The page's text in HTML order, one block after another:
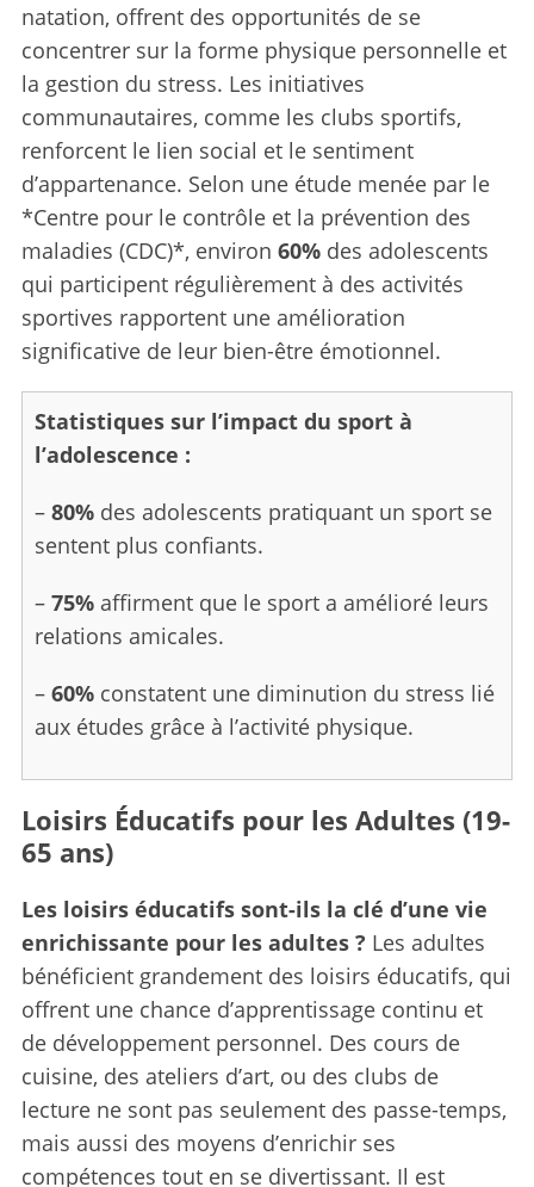
natation, offrent des opportunités de se
concentrer sur la forme physique personnelle et
la gestion du stress. Les initiatives
communautaires, comme les clubs sportifs,
renforcent le lien social et le sentiment
d’appartenance. Selon une étude menée par le
*Centre pour le contrôle et la prévention des
maladies (CDC)*, environ 60%des adolescents
qui participent régulièrement à des activités
sportives rapportent une amélioration
significative de leur bien-être émotionnel.
Statistiques sur l’impact du sport à
l’adolescence :
– 80%des adolescents pratiquant un sport se
sentent plus confiants.
– 75%affirment que le sport a amélioré leurs
relations amicales.
– 60%constatent une diminution du stress lié
aux études grâce à l’activité physique.
Loisirs Éducatifs pour les Adultes (19-
65 ans)
Les loisirs éducatifs sont-ils la clé d’une vie
enrichissante pour les adultes ? Les adultes
bénéficient grandement des loisirs éducatifs, qui
offrent une chance d’apprentissage continu et
de développement personnel. Des cours de
cuisine, des ateliers d’art, ou des clubs de
lecture ne sont pas seulement des passe-temps,
mais aussi des moyens d’enrichir ses
compétences tout en se divertissant. Il est
S
e
a
h
f
o